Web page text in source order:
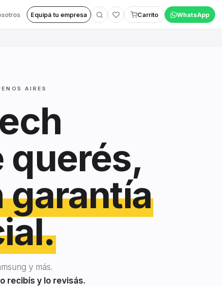
Equipá tu empresa Carrito WhatsApp
AIRES
querés,
garantía
y más.
recibís y lo revisás.